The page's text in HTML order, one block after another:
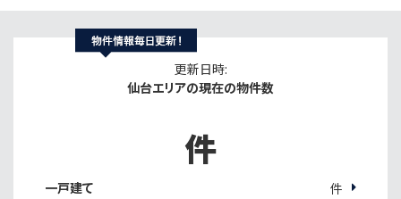
更新日時:
仙台エリアの現在の物件数
件
一戸建て 件